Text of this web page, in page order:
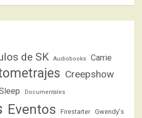
de SK Audiobooks Carrie
Creepshow
Documentales
Eventos Firestarter Gwendy's